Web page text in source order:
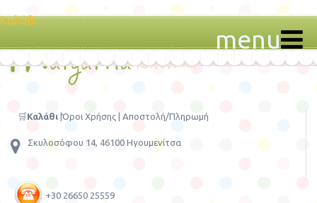
🛒Καλάθι |Όροι Χρήσης Αποστολή/Πληρωμή
Σκυλοσόφου 14, 46100 Ηγουμενίτσα
+30 26650 25559
Καλάθι
menu